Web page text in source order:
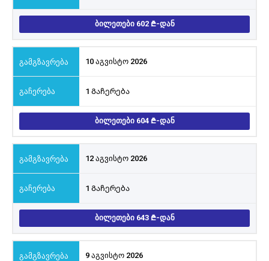
ᲑᲘᲚᲔᲗᲔᲑᲘ 602 -ᲓᲐᲜ
10 აგვისტო 2026
1 Გაჩერება
ᲑᲘᲚᲔᲗᲔᲑᲘ 604 -ᲓᲐᲜ
12 აგვისტო 2026
1 Გაჩერება
ᲑᲘᲚᲔᲗᲔᲑᲘ 643 -ᲓᲐᲜ
9 აგვისტო 2026